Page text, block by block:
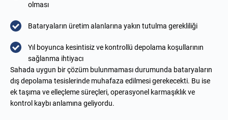
olması
Bataryaların üretim alanlarına yakın tutulma gerekliliği
Yıl boyunca kesintisiz ve kontrollü depolama koşullarının
sağlanma ihtiyacı
Sahada uygun bir çözüm bulunmaması durumunda bataryaların
dış depolama tesislerinde muhafaza edilmesi gerekecekti. Bu ise
ek taşıma ve elleçleme süreçleri, operasyonel karmaşıklık ve
kontrol kaybı anlamına geliyordu.